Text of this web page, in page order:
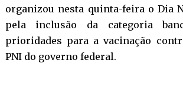
organizou nesta quinta-feira o Dia
pela inclusão da categoria
prioridades para a vacinação
PNI do governo federal.